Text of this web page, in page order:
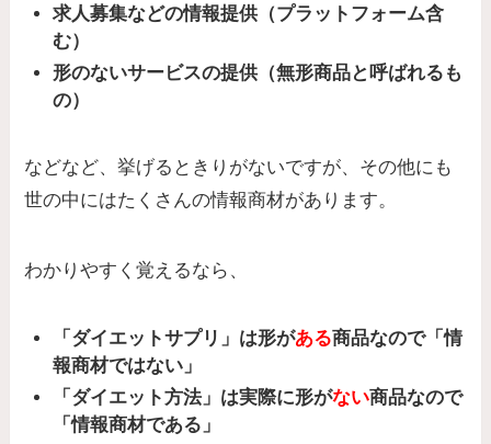
求人募集などの情報提供（プラットフォーム含
む）
形のないサービスの提供（無形商品と呼ばれるも
の）
などなど、挙げるときりがないですが、その他にも
世の中にはたくさんの情報商材があります。
わかりやすく覚えるなら、
「ダイエットサプリ」は形がある商品なので「情
報商材ではない」
「ダイエット方法」は実際に形がない商品なので
「情報商材である」